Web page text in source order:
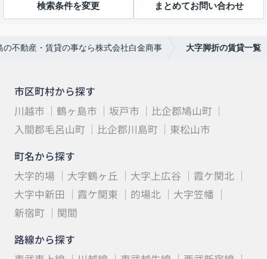
検索条件を変更 まとめてお問い合わせ
の不動産・賃貸の事なら株式会社白金商事 大字脚折の賃貸一覧
市区町村から探す
川越市
鶴ヶ島市 坂戸市
比企郡鳩山町
入間郡毛呂山町
比企郡川島町
東松山市
町名から探す
大字的場
大字鶴ヶ丘 大字上広谷
霞ケ関北
大字中新田
霞ケ関東 的場北
大字笠幡
新宿町
関間
路線から探す